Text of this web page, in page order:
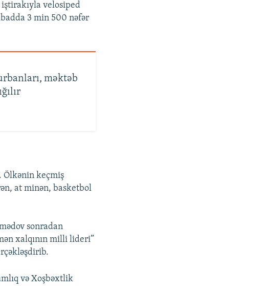
velosiped
3 min 500 nəfər
məktəb
Ölkənin keçmiş
at minən, basketbol
sonradan
xalqının milli lideri”
və Xoşbəxtlik